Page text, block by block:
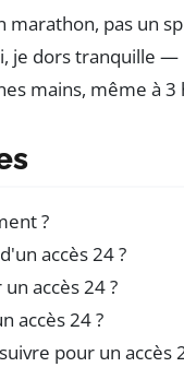
marathon, pas un
je dors tranquille
mains, même à 3
?
accès 24 ?
accès 24 ?
accès 24 ?
pour un accès